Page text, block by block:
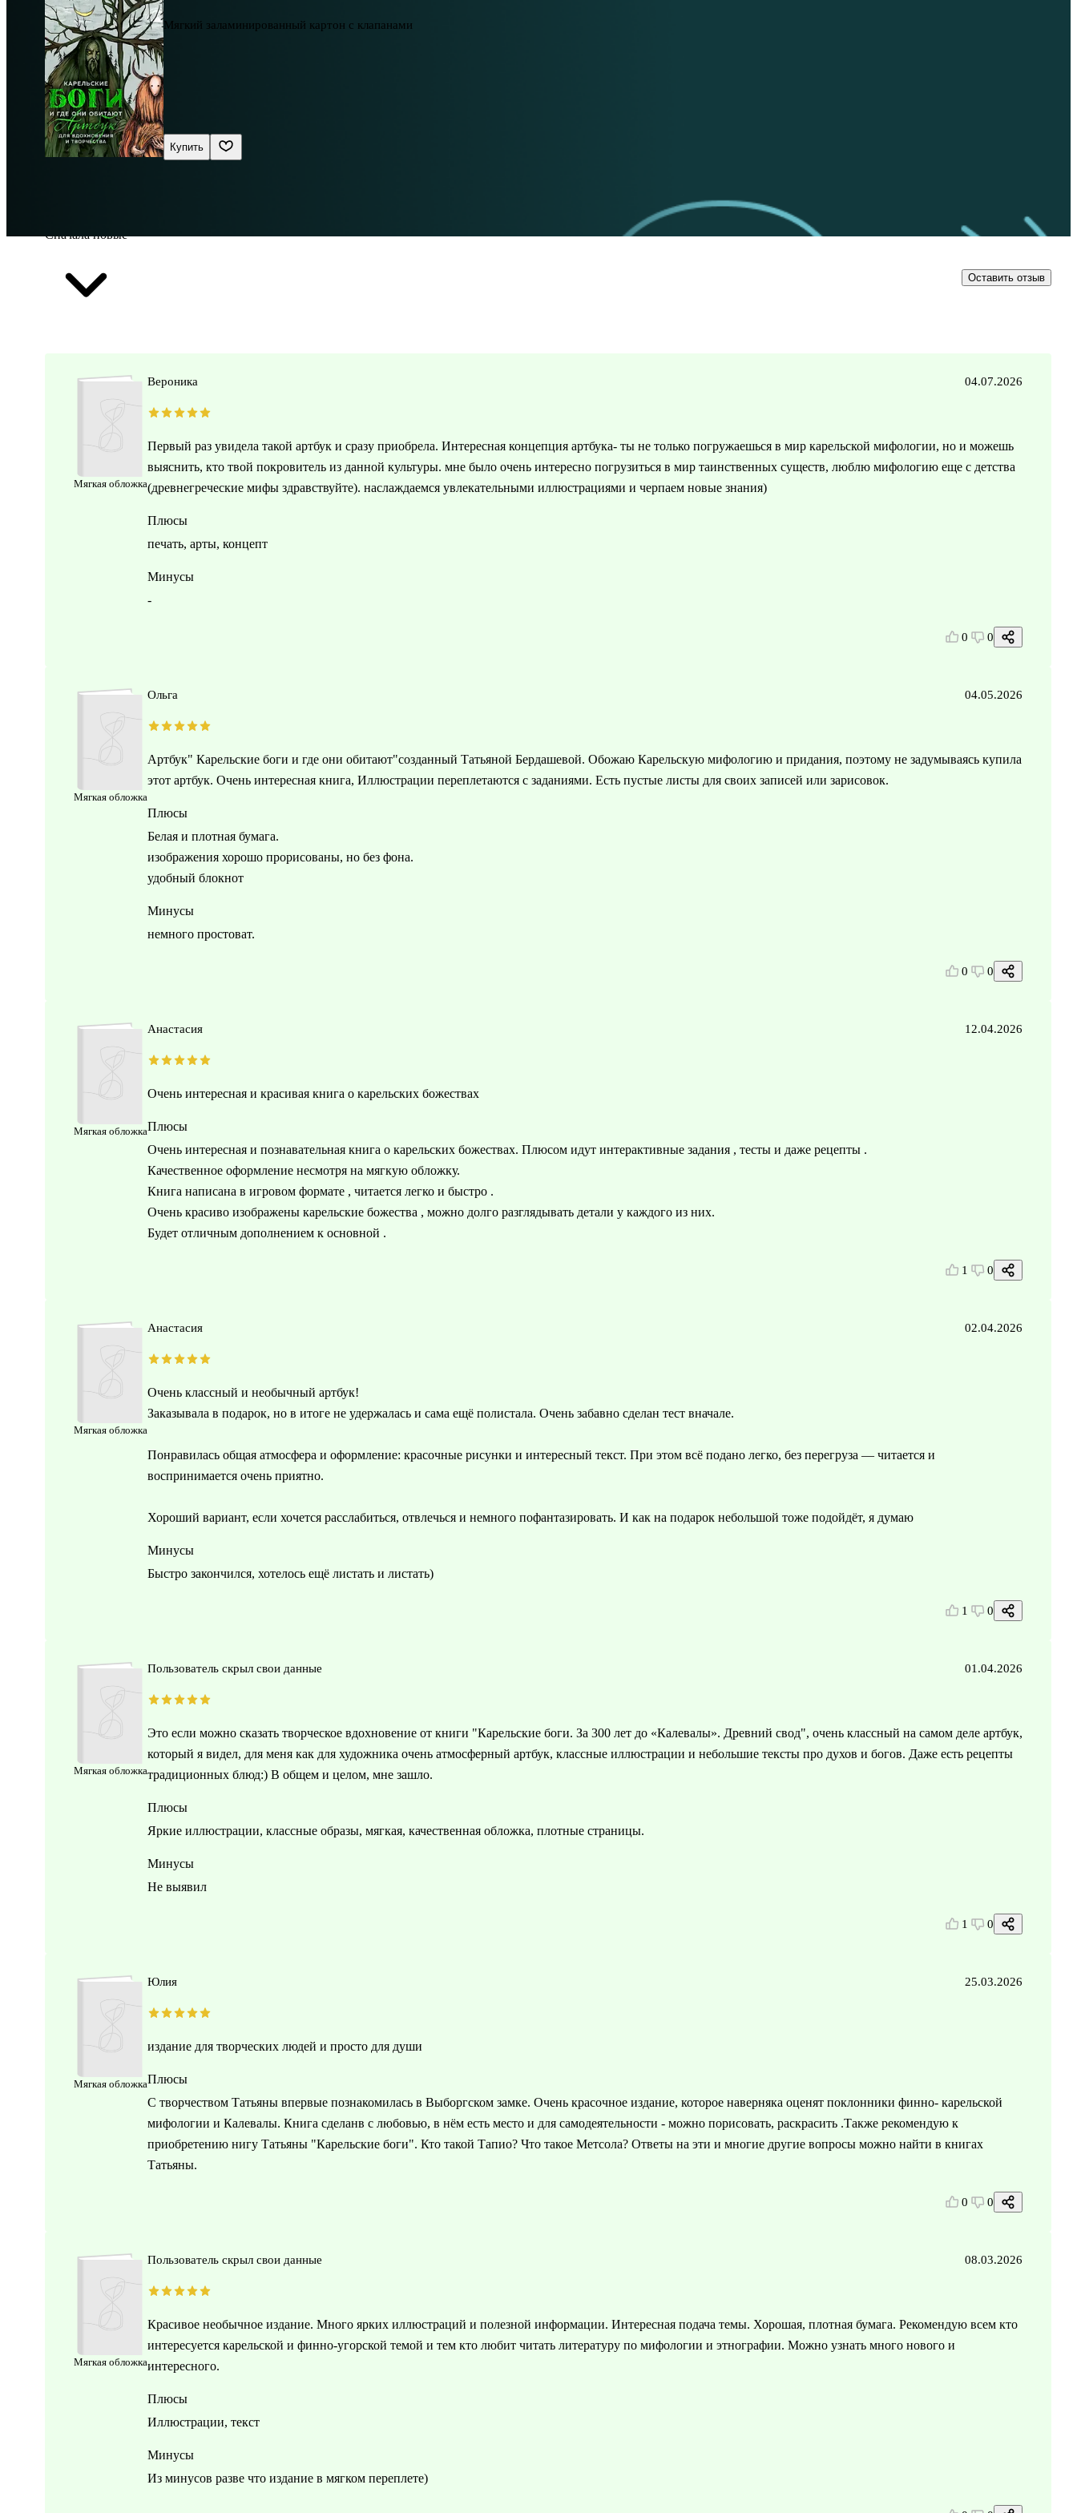
Мягкий заламинированный картон с клапанами
Купить
Сначала новые
Оставить отзыв
Мягкая обложка
Вероника 04.07.2026
Первый раз увидела такой артбук и сразу приобрела. Интересная концепция артбука- ты не только погружаешься в мир карельской мифологии, но и можешь
выяснить, кто твой покровитель из данной культуры. мне было очень интересно погрузиться в мир таинственных существ, люблю мифологию еще с детства
(древнегреческие мифы здравствуйте). наслаждаемся увлекательными иллюстрациями и черпаем новые знания)
Плюсы
печать, арты, концепт
Минусы
-
0 0
Мягкая обложка
Ольга 04.05.2026
Артбук" Карельские боги и где они обитают"созданный Татьяной Бердашевой. Обожаю Карельскую мифологию и придания, поэтому не задумываясь купила
этот артбук. Очень интересная книга, Иллюстрации переплетаются с заданиями. Есть пустые листы для своих записей или зарисовок.
Плюсы
Белая и плотная бумага.
изображения хорошо прорисованы, но без фона.
удобный блокнот
Минусы
немного простоват.
0 0
Мягкая обложка
Анастасия 12.04.2026
Очень интересная и красивая книга о карельских божествах
Плюсы
Очень интересная и познавательная книга о карельских божествах. Плюсом идут интерактивные задания , тесты и даже рецепты .
Качественное оформление несмотря на мягкую обложку.
Книга написана в игровом формате , читается легко и быстро .
Очень красиво изображены карельские божества , можно долго разглядывать детали у каждого из них.
Будет отличным дополнением к основной .
1 0
Мягкая обложка
Анастасия 02.04.2026
Очень классный и необычный артбук!
Заказывала в подарок, но в итоге не удержалась и сама ещё полистала. Очень забавно сделан тест вначале.
Понравилась общая атмосфера и оформление: красочные рисунки и интересный текст. При этом всё подано легко, без перегруза — читается и
воспринимается очень приятно.
Хороший вариант, если хочется расслабиться, отвлечься и немного пофантазировать. И как на подарок небольшой тоже подойдёт, я думаю
Минусы
Быстро закончился, хотелось ещё листать и листать)
1 0
Мягкая обложка
Пользователь скрыл свои данные 01.04.2026
Это если можно сказать творческое вдохновение от книги "Карельские боги. За 300 лет до «Калевалы». Древний свод", очень классный на самом деле артбук,
который я видел, для меня как для художника очень атмосферный артбук, классные иллюстрации и небольшие тексты про духов и богов. Даже есть рецепты
традиционных блюд:) В общем и целом, мне зашло.
Плюсы
Яркие иллюстрации, классные образы, мягкая, качественная обложка, плотные страницы.
Минусы
Не выявил
1 0
Мягкая обложка
Юлия 25.03.2026
издание для творческих людей и просто для души
Плюсы
С творчеством Татьяны впервые познакомилась в Выборгском замке. Очень красочное издание, которое наверняка оценят поклонники финно- карельской
мифологии и Калевалы. Книга сделанв с любовью, в нём есть место и для самодеятельности - можно порисовать, раскрасить .Также рекомендую к
приобретению нигу Татьяны "Карельские боги". Кто такой Тапио? Что такое Метсола? Ответы на эти и многие другие вопросы можно найти в книгах
Татьяны.
0 0
Мягкая обложка
Пользователь скрыл свои данные 08.03.2026
Красивое необычное издание. Много ярких иллюстраций и полезной информации. Интересная подача темы. Хорошая, плотная бумага. Рекомендую всем кто
интересуется карельской и финно-угорской темой и тем кто любит читать литературу по мифологии и этнографии. Можно узнать много нового и
интересного.
Плюсы
Иллюстрации, текст
Минусы
Из минусов разве что издание в мягком переплете)